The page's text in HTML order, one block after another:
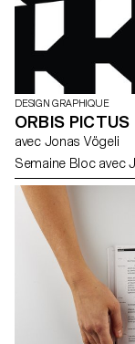
DESIGN GRAPHIQUE
ORBIS
avec Jonas Vögeli
Semaine Bloc avec